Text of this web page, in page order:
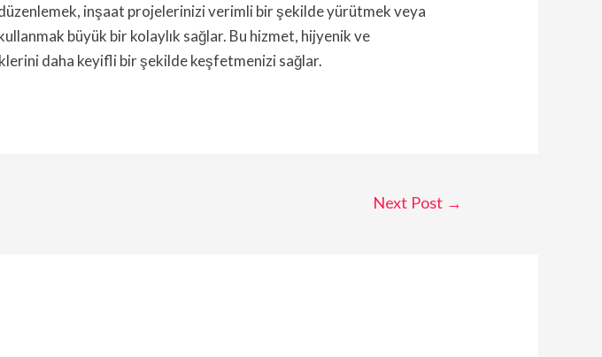
inşaat projelerinizi verimli bir şekilde yürütmek veya
büyük bir kolaylık sağlar. Bu hizmet, hijyenik ve
daha keyifli bir şekilde keşfetmenizi sağlar.
Next Post →